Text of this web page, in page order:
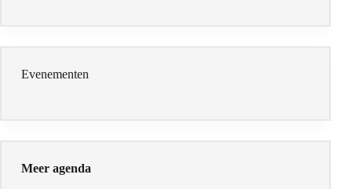
Evenementen
Meer agenda